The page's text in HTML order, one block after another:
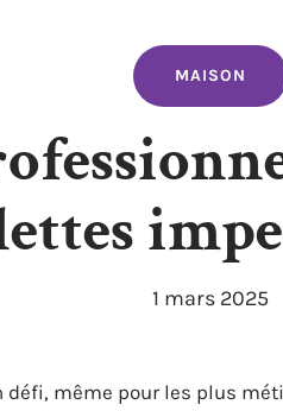
MAISON
1 mars 2025
même pour les plus